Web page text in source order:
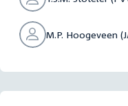
M.P. Hoogeveen